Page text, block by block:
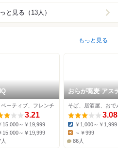
と見る（13人）
もっと見る
ベーティブ、フレンチ
3.21
15,000～￥19,999
15,000～￥19,999
おらが蕎麦 アス
静岡店
そば、居酒屋、おで
3.08
Dinner:
￥1,000～￥1,999
Lunch:
～￥999
86人